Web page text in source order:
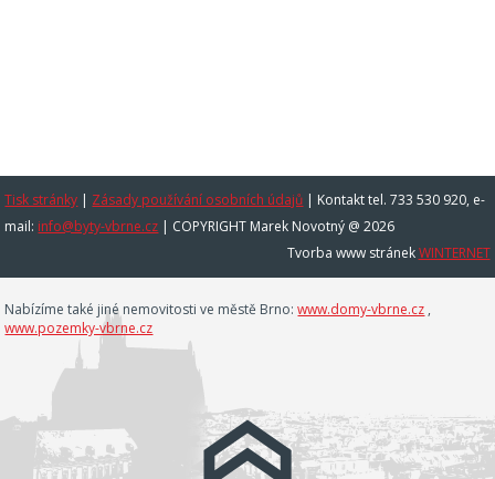
Tisk stránky | Zásady používání osobních údajů | Kontakt tel. 733 530 920, e-
mail: info@byty-vbrne.cz | COPYRIGHT Marek Novotný @ 2026
Tvorba www stránekWINTERNET
Nabízíme také jiné nemovitosti ve městě Brno:www.domy-vbrne.cz ,
www.pozemky-vbrne.cz